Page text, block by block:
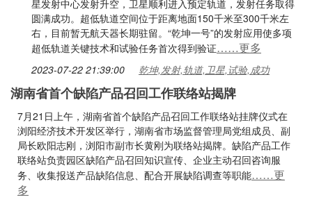
星发射中心发射升空，卫星顺利进入预定轨道，发射任务取得
圆满成功。超低轨道空间位于距离地面150千米至300千米左
右，目前暂无航天器长期驻留。“乾坤一号”的发射应用使多项
超低轨道关键技术和试验任务首次得到验证……更多
2023-07-22 21:39:00 乾坤,发射,轨道,卫星,试验,成功
湖南省首个缺陷产品召回工作联络站揭牌
7月21日上午，湖南省首个缺陷产品召回工作联络站挂牌仪式在
浏阳经济技术开发区举行，湖南省市场监督管理局党组成员、副
局长欧阳志刚，浏阳市副市长黄刚为联络站揭牌。缺陷产品工作
联络站负责园区缺陷产品召回知识宣传、企业主动召回咨询服
务、收集报送产品缺陷信息、配合开展缺陷调查等职能……更
多